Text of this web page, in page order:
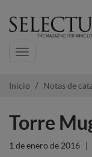
Navigation
Inicio Notas de
Torre
1 de enero de 2016 |